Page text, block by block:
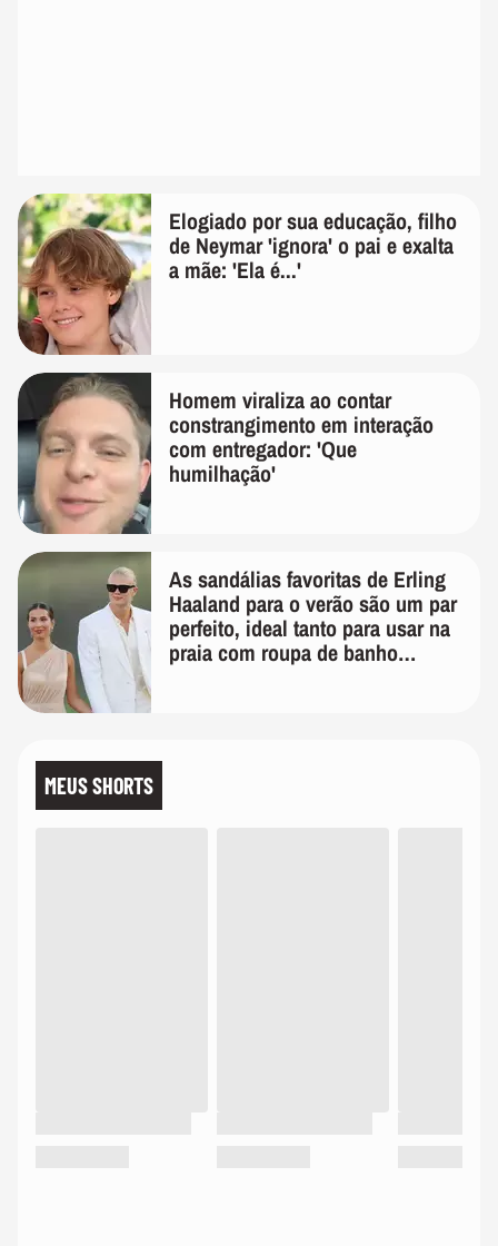
Elogiado por sua educação, filho
de Neymar 'ignora' o pai e exalta
a mãe: 'Ela é...'
Homem viraliza ao contar
constrangimento em interação
com entregador: 'Que
humilhação'
As sandálias favoritas de Erling
Haaland para o verão são um par
perfeito, ideal tanto para usar na
praia com roupa de banho
MEUS SHORTS